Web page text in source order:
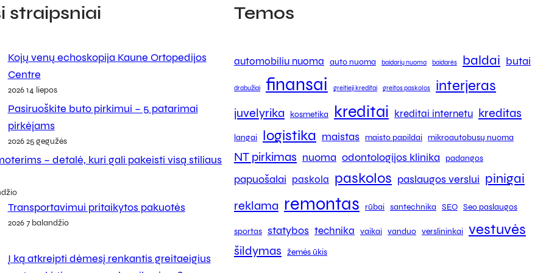
straipsniai
Kojų venų echoskopija Kaune Ortopedijos
Centre
2026 14 liepos
Pasiruoškite buto pirkimui – 5 patarimai
pirkėjams
2026 25 gegužės
– detalė, kuri gali pakeisti visą stiliaus
Transportavimui pritaikytos pakuotės
2026 7 balandžio
Į ką atkreipti dėmesį renkantis greitaeigius
Temos
automobiliu nuoma auto nuoma baidarių nuoma baidarės baldai butai
drabužiai finansai greitieji kreditai greitos paskolos interjeras
juvelyrika kosmetika kreditai kreditai internetu kreditas
langai logistika maistas maisto papildai mikroautobusų nuoma
NT pirkimas nuoma odontologijos klinika padangos
papuošalai paskola paskolos paslaugos verslui pinigai
reklama remontas rūbai santechnika SEO Seo paslaugos
sportas statybos technika vaikai vanduo verslininkai vestuvės
šildymas žemės ūkis